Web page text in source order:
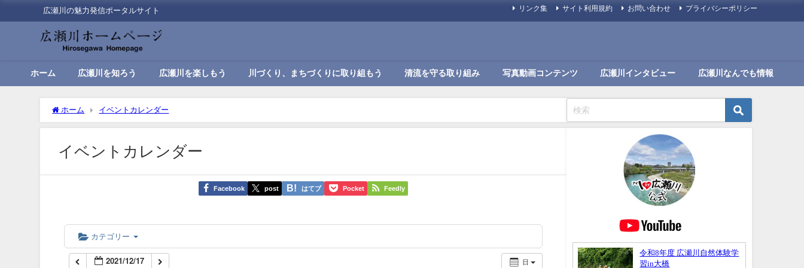
広瀬川の魅力発信ポータルサイト リンク集 サイト利用規約 お問い合わせ プライバシーポリシー
ホーム 広瀬川を知ろう 広瀬川を楽しもう 川づくり、まちづくりに取り組もう 清流を守る取り組み 写真動画コンテンツ 広瀬川インタビュー 広瀬川なんでも情報
ホーム イベントカレンダー
イベントカレンダー
Facebook post はてブ Pocket Feedly
カテゴリー
日
2021/12/17
01:00
04:00
06:00